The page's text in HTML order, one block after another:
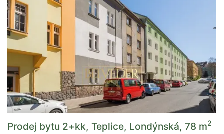
Prodej bytu 2+kk, Teplice, Londýnská, 78 m2